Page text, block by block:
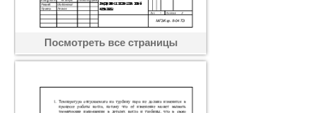
Посмотреть все страницы